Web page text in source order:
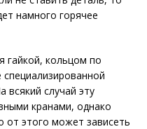
намного горячее
гайкой, кольцом по
всякий случай эту
кранами, однако
от этого может зависеть